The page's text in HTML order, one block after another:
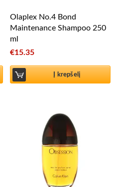
Olaplex No.4 Bond
Maintenance Shampoo 250
ml
€15.35
Į krepšelį